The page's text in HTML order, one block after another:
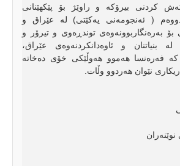
کردنی بیرۆکە و راوێژ بۆ پێکهێنانی
( ئەنجومەنی یەکێتی) لە عێراق و
بۆ بەرەنگاربوونەوەی توندڕەوی و تیرۆر و
لە بنیاتنان و ئاوەدانکردنەوەی عێراق،
کە فەرەنسا هەموو هەوڵێکی خۆی دەخاتە
نێوان هەردوو وڵات.